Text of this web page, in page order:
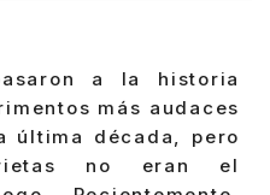
a la historia
más audaces
última década, pero
no eran el